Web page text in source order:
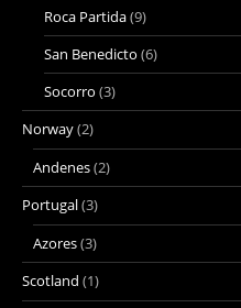
Roca Partida(9)
San Benedicto (6)
Socorro (3)
Norway(2)
Andenes(2)
Portugal(3)
Azores(3)
Scotland (1)